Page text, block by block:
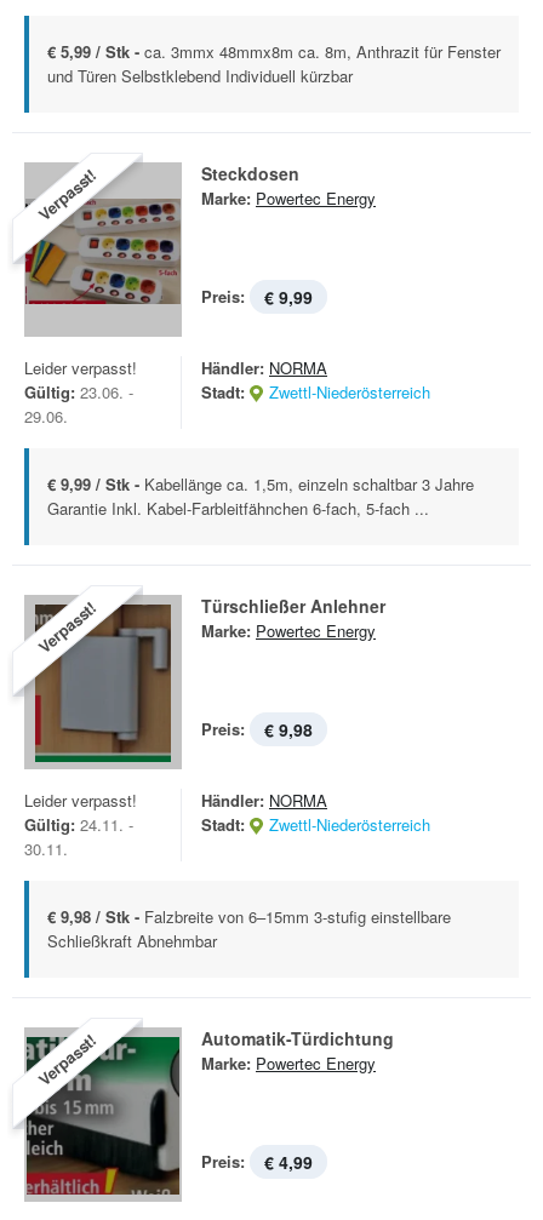
€ 5,99 / Stk - ca. 3mmx 48mmx8m ca. 8m, Anthrazit für Fenster
und Türen Selbstklebend Individuell kürzbar
Verpasst! Steckdosen
Marke: Powertec Energy
Preis: € 9,99
Leider verpasst!
Gültig: 23.06. -
29.06.
Händler: NORMA
Stadt:
Zwettl-Niederösterreich
€ 9,99 / Stk - Kabellänge ca. 1,5m, einzeln schaltbar 3 Jahre
Garantie Inkl. Kabel-Farbleitfähnchen 6-fach, 5-fach ...
Verpasst! Türschließer Anlehner
Marke: Powertec Energy
Preis: € 9,98
Leider verpasst!
Gültig: 24.11. -
30.11.
Händler: NORMA
Stadt:
Zwettl-Niederösterreich
€ 9,98 / Stk - Falzbreite von 6–15mm 3-stufig einstellbare
Schließkraft Abnehmbar
Verpasst! Automatik-Türdichtung
Marke: Powertec Energy
Preis: € 4,99